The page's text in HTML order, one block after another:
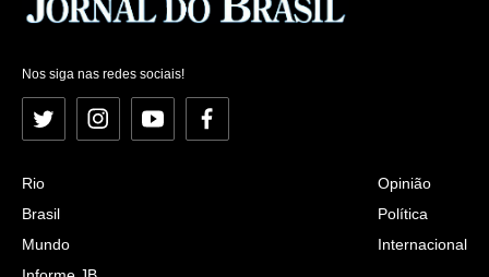
Nos siga nas redes sociais!
Twitter InstagramYouTubeFacebook
Rio
Brasil
Mundo
Opinião
Política
Internacional